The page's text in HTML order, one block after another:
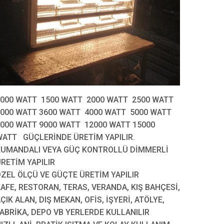
WATT 1500 WATT 2000 WATT 2500 WATT
WATT 3600 WATT 4000 WATT 5000 WATT
WATT 9000 WATT 12000 WATT 15000
GÜÇLERİNDE ÜRETİM YAPILIR.
VEYA GÜÇ KONTROLLÜ DİMMERLİ
YAPILIR
ÖLÇÜ VE GÜÇTE ÜRETİM YAPILIR
RESTORAN, TERAS, VERANDA, KIŞ BAHÇESİ,
ALAN, DIŞ MEKAN, OFİS, İŞYERİ, ATÖLYE,
DEPO VB YERLERDE KULLANILIR